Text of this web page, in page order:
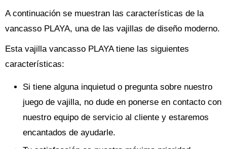
A continuación se muestran las características de la
vancasso PLAYA, una de las vajillas de diseño moderno.
Esta vajilla vancasso PLAYA tiene las siguientes
características:
Si tiene alguna inquietud o pregunta sobre nuestro
juego de vajilla, no dude en ponerse en contacto con
nuestro equipo de servicio al cliente y estaremos
encantados de ayudarle.